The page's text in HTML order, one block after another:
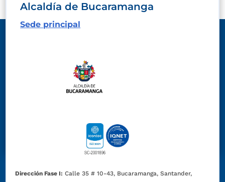
Alcaldía de Bucaramanga
Sede principal
Dirección Fase I: Calle 35 # 10-43, Bucaramanga, Santander,